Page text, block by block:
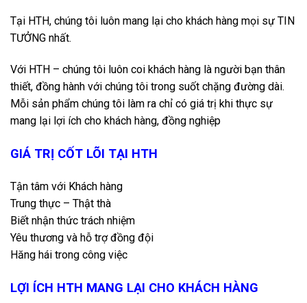
Tại HTH, chúng tôi luôn mang lại cho khách hàng mọi sự TIN
TƯỞNG nhất.
Với HTH – chúng tôi luôn coi khách hàng là người bạn thân
thiết, đồng hành với chúng tôi trong suốt chặng đường dài.
Mỗi sản phẩm chúng tôi làm ra chỉ có giá trị khi thực sự
mang lại lợi ích cho khách hàng, đồng nghiệp
GIÁ TRỊ CỐT LÕI TẠI HTH
Tận tâm với Khách hàng
Trung thực – Thật thà
Biết nhận thức trách nhiệm
Yêu thương và hỗ trợ đồng đội
Hăng hái trong công việc
LỢI ÍCH HTH MANG LẠI CHO KHÁCH HÀNG